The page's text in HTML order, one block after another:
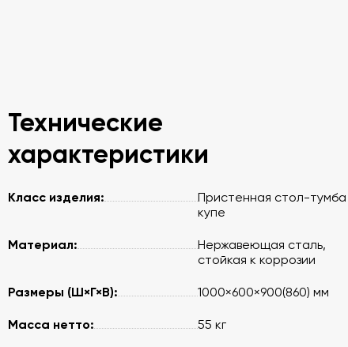
Технические
характеристики
Класс изделия:
Пристенная стол-тумба
купе
Материал:
Нержавеющая сталь,
стойкая к коррозии
Размеры (Ш×Г×В): 1000×600×900(860) мм
Масса нетто: 55 кг